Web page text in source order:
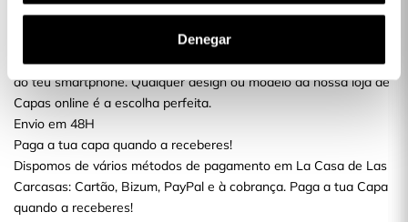
Denegar
Capas para Telemóveis podes protegê-lo com um design
É uma capa fina e que não adiciona nem muito peso nem volume
ao teu smartphone. Qualquer design ou modelo da nossa loja de
Capas online é a escolha perfeita.
Envio em 48H
Paga a tua capa quando a receberes!
Dispomos de vários métodos de pagamento em La Casa de Las
Carcasas: Cartão, Bizum, PayPal e à cobrança. Paga a tua Capa
quando a receberes!